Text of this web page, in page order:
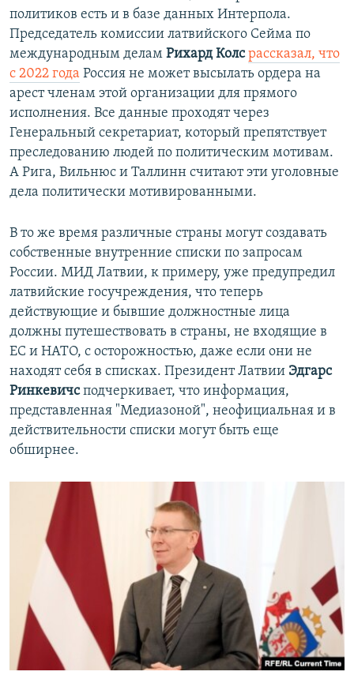
политиков есть и в базе данных Интерпола.
Председатель комиссии латвийского Сейма по
международным делам Рихард Колс рассказал, что
с 2022 года Россия не может высылать ордера на
арест членам этой организации для прямого
исполнения. Все данные проходят через
Генеральный секретариат, который препятствует
преследованию людей по политическим мотивам.
А Рига, Вильнюс и Таллинн считают эти уголовные
дела политически мотивированными.
В то же время различные страны могут создавать
собственные внутренние списки по запросам
России. МИД Латвии, к примеру, уже предупредил
латвийские госучреждения, что теперь
действующие и бывшие должностные лица
должны путешествовать в страны, не входящие в
ЕС и НАТО, с осторожностью, даже если они не
находят себя в списках. Президент Латвии Эдгарс
Ринкевичсподчеркивает, что информация,
представленная "Медиазоной", неофициальная и в
действительности списки могут быть еще
обширнее.